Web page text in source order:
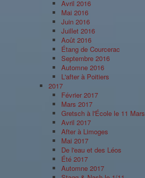
Avril 2016
Mai 2016
Juin 2016
Juillet 2016
Août 2016
Étang de Courcerac
Septembre 2016
Automne 2016
L'after à Poitiers
2017
Février 2017
Mars 2017
Gretsch à l'École le 11 Mars
Avril 2017
After à Limoges
Mai 2017
De l'eau et des Léos
Été 2017
Automne 2017